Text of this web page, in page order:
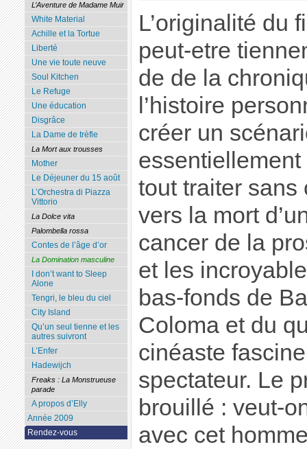
L’originalité du
peut-etre
de de la
l’histoire
créer un
tout traiter sans
vers la mort
cancer de la
et les
bas-fonds de
Coloma et du
cinéaste
spectateur. Le
brouillé : veut-
avec cet
L’Aventure de Madame Muir
White Material
Achille et la Tortue
Liberté
Une vie toute neuve
Soul Kitchen
Le Refuge
Une éducation
Disgrâce
La Dame de trèfle
La Mort aux trousses
Mother
Le Déjeuner du 15 août
L’Orchestra di Piazza
Vittorio
La Dolce vita
Palombella rossa
Contes de l’âge d’or
La Domination masculine
I don’t want to Sleep
Alone
Tengri, le bleu du ciel
City Island
Qu’un seul tienne et les
autres suivront
L’Enfer
Hadewijch
Freaks : La Monstrueuse
parade
A propos d’Elly
Année 2009
Rendez-vous